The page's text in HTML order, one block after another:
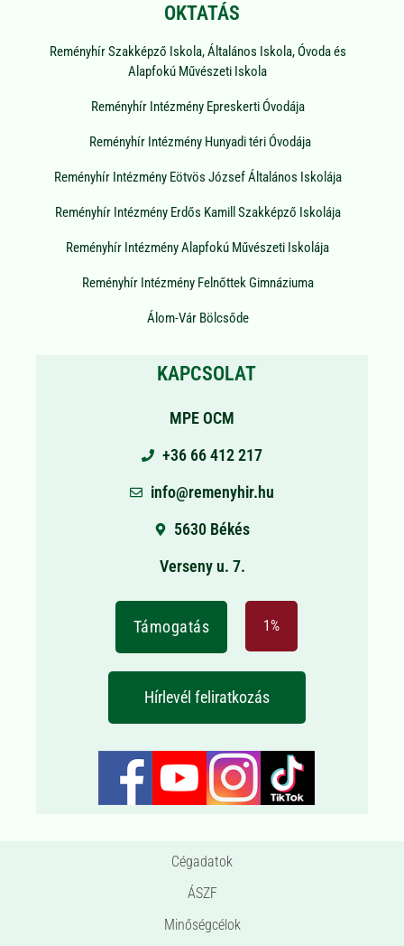
OKTATÁS
Reményhír Szakképző Iskola, Általános Iskola, Óvoda és
Alapfokú Művészeti Iskola
Reményhír Intézmény Epreskerti Óvodája
Reményhír Intézmény Hunyadi téri Óvodája
Reményhír Intézmény Eötvös József Általános Iskolája
Reményhír Intézmény Erdős Kamill Szakképző Iskolája
Reményhír Intézmény Alapfokú Művészeti Iskolája
Reményhír Intézmény Felnőttek Gimnáziuma
Álom-Vár Bölcsőde
KAPCSOLAT
MPE OCM
+36 66 412 217
info@remenyhir.hu
5630 Békés
Verseny u. 7.
Támogatás 1%
Hírlevél feliratkozás
Cégadatok
ÁSZF
Minőségcélok